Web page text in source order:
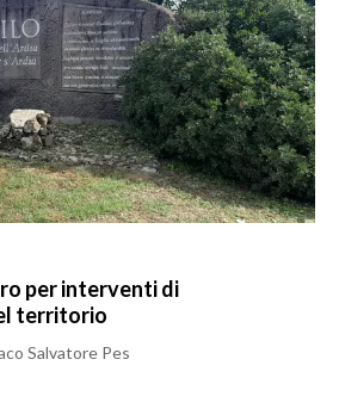
per interventi di
territorio
Salvatore Pes